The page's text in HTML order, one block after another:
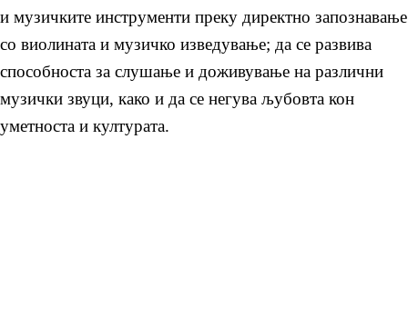
и музичките инструменти преку директно запознавање
со виолината и музичко изведување; да се развива
способноста за слушање и доживување на различни
музички звуци, како и да се негува љубовта кон
уметноста и културата.